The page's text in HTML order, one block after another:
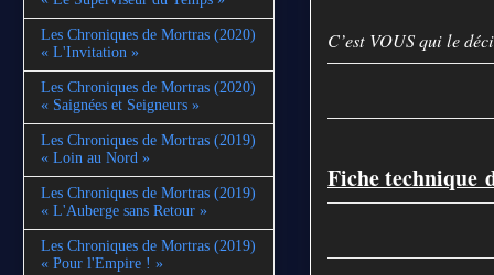
C’est VOUS qui le
Fiche technique
Les Chroniques de Mortras (2020)
« L'Invitation »
Les Chroniques de Mortras (2020)
« Saignées et Seigneurs »
Les Chroniques de Mortras (2019)
« Loin au Nord »
Les Chroniques de Mortras (2019)
« L'Auberge sans Retour »
Les Chroniques de Mortras (2019)
« Pour l'Empire ! »